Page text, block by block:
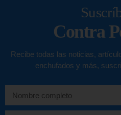
Contra
Recibe todas las noticias,
enchufados y más,